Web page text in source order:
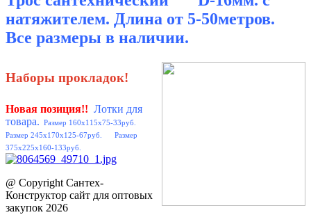
натяжителем. Длина от 5-50метров.
Все размеры в наличии.
Наборы прокладок!
Новая позиция!! Лотки для
товара.
Размер 160x115x75-33руб.
Размер 245x170x125-67руб. Размер
375x225x160-133руб.
@ Copyright Сантех-
Конструктор сайт для оптовых
закупок 2026